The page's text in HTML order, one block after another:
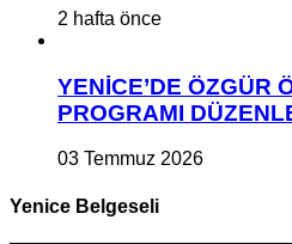
2 hafta önce
YENİCE’DE ÖZGÜR
PROGRAMI
03 Temmuz 2026
Yenice Belgeseli